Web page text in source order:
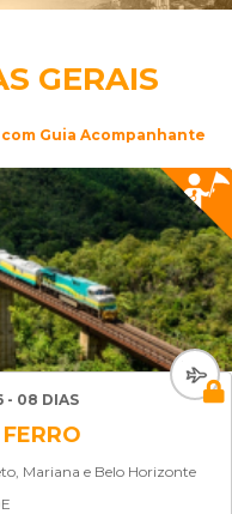
GERAIS
Guia Acompanhante
- 08 DIAS
Mariana e Belo Horizonte